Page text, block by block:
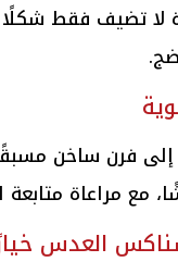
تضيف فقط شكلًا
إلى فرن ساخن
مع مراعاة
العدس